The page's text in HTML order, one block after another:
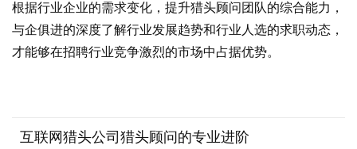
根据行业企业的需求变化，提升猎头顾问团队的综合能力，
与企俱进的深度了解行业发展趋势和行业人选的求职动态，
才能够在招聘行业竞争激烈的市场中占据优势。
互联网猎头公司猎头顾问的专业进阶